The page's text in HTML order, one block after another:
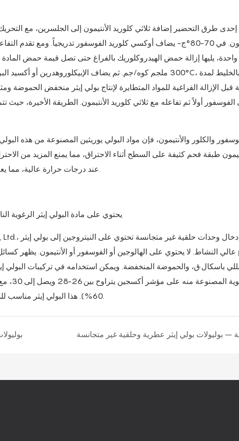
الأنتيمون. في 70-80°ج- يضاف أوكسي كلوريد الفوسفور تدريجياً. ومع
قبل الإزالة الفراغية للمواد المتطايرة لإنتاج بولي إيثر منخفض
أولاً ثم تفاعله مع ثلاثي كلوريد الأنتيمون. الطريقة الأخيرة، حيث
طبقة فحم كثيفة على السطح أثناء الاحتراق، مما يمنع المزيد من
عند درجات حرارة عالية، مما يعزل الأكسجين عن الهواء الخارجي ويعزز تثبيط اللهب.
5. يحتوي على مادة البولي إيثر الرغوية
2000 مللي باسكال·ق، والحموضة المنخفضة. ويمكن استخدامه في تركيبات
60%). هذا البولي إيثر مناسب للمقاعد والأثاث ومواد التعبئة والتغليف المقاومة للهب.